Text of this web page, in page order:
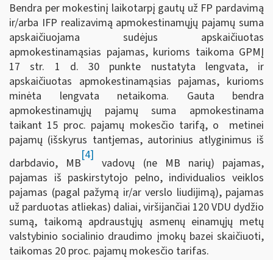
Bendra per mokestinį laikotarpį gautų už FP pardavimą
ir/arba IFP realizavimą apmokestinamųjų pajamų suma
apskaičiuojama sudėjus apskaičiuotas
apmokestinamąsias pajamas, kurioms taikoma GPMĮ
17 str. 1 d. 30 punkte nustatyta lengvata, ir
apskaičiuotas apmokestinamąsias pajamas, kurioms
minėta lengvata netaikoma. Gauta bendra
apmokestinamųjų pajamų suma apmokestinama
taikant 15 proc. pajamų mokesčio tarifą, o metinei
pajamų (išskyrus tantjemas, autorinius atlyginimus iš
darbdavio, MB
[4]
vadovų (ne MB narių) pajamas,
pajamas iš paskirstytojo pelno, individualios veiklos
pajamas (pagal pažymą ir/ar verslo liudijimą), pajamas
už parduotas atliekas) daliai, viršijančiai 120 VDU dydžio
sumą, taikomą apdraustųjų asmenų einamųjų metų
valstybinio socialinio draudimo įmokų bazei skaičiuoti,
taikomas 20 proc. pajamų mokesčio tarifas.